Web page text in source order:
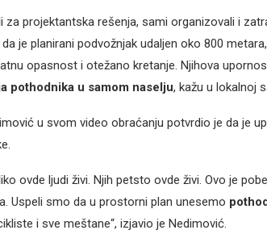
projektantska rešenja, sami organizovali i
je planirani podvožnjak udaljen oko 800
opasnost i otežano kretanje. Njihova
pothodnika u samom naselju, kažu u lokalnoj
u svom video obraćanju potvrdio je da je
ovde ljudi živi. Njih petsto ovde živi. Ovo je
Uspeli smo da u prostorni plan unesemo
i sve meštane“, izjavio je Nedimović.